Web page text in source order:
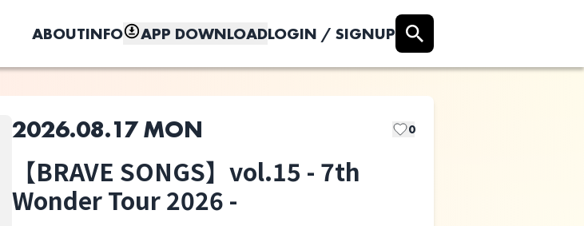
ABOUTINFO APP DOWNLOADLOGIN / SIGNUP
Madder Youth ヒグラシ
2026.08.17 MON 0
【BRAVE SONGS】vol.15 - 7th
Wonder Tour 2026 -
の取り置きは終了しました